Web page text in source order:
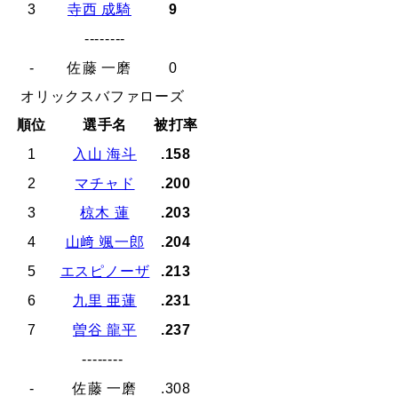
3
寺西 成騎
9
--------
-
佐藤 一磨
0
オリックスバファローズ
順位
選手名
被打率
1
入山 海斗
.158
2
マチャド
.200
3
椋木 蓮
.203
4
山﨑 颯一郎
.204
5
エスピノーザ
.213
6
九里 亜蓮
.231
7
曽谷 龍平
.237
--------
-
佐藤 一磨
.308